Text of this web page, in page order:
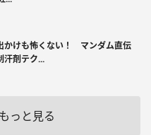
かけも怖くない！ マンダム直伝
汗剤テク...
っと見る